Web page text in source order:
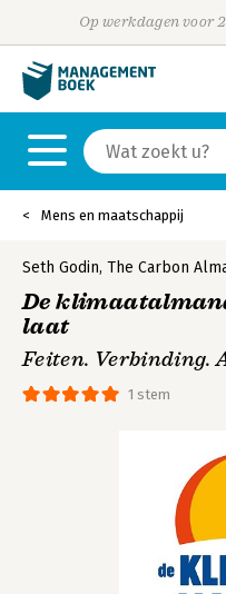
Op werkdagen voor
Mens en maatschappij
1 stem
Seth Godin, The Carbon
De
laat
Feiten. Verbinding.